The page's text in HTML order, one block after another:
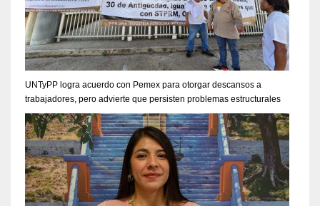
UNTyPP logra acuerdo con Pemex para otorgar descansos a
trabajadores, pero advierte que persisten problemas estructurales